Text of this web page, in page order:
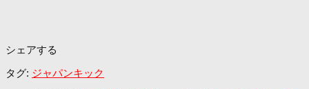
シェアする
タグ: ジャパンキック